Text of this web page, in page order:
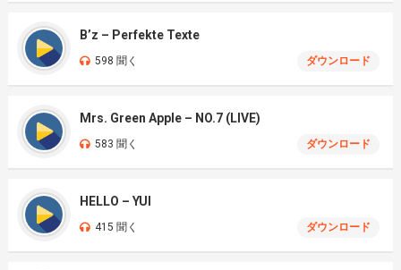
B’z – Perfekte Texte
598 聞く ダウンロード
Mrs. Green Apple – NO.7 (LIVE)
583 聞く ダウンロード
HELLO – YUI
415 聞く ダウンロード